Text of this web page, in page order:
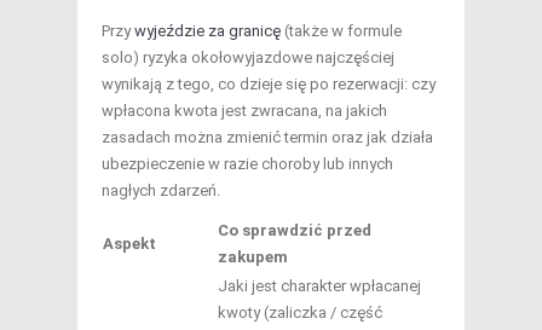
Przywyjeździe za granicę (także w formule
solo) ryzyka okołowyjazdowe najczęściej
wynikają z tego, co dzieje się po rezerwacji: czy
wpłacona kwota jest zwracana, na jakich
zasadach można zmienić termin oraz jak działa
ubezpieczenie w razie choroby lub innych
nagłych zdarzeń.
Aspekt
Co sprawdzić przed
zakupem
Jaki jest charakter wpłacanej
kwoty (zaliczka / część